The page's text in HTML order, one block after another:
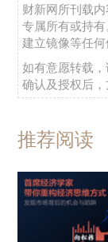
财新网所刊载
专属所有或持
建立镜像等任何
如有意愿转载
确认及授权后，
推荐阅读